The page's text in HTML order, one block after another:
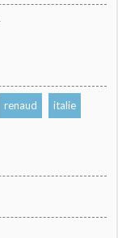
renaud italie